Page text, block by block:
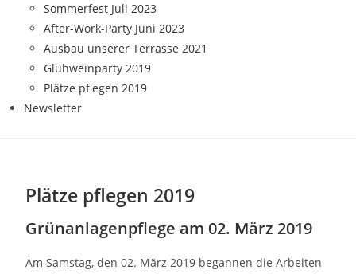
Sommerfest Juli 2023
After-Work-Party Juni 2023
Ausbau unserer Terrasse 2021
Glühweinparty 2019
Plätze pflegen 2019
Newsletter
Plätze pflegen 2019
Grünanlagenpflege am 02. März 2019
Am Samstag, den 02. März 2019 begannen die Arbeiten